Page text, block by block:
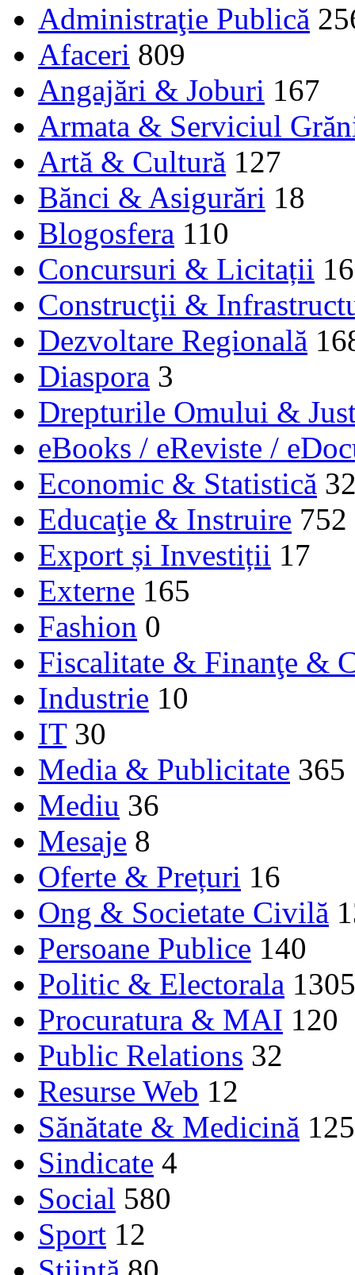
Administraţie Publică
Afaceri 809
Angajări & Joburi 167
Armata & Serviciul
Artă & Cultură 127
Bănci & Asigurări 18
Blogosfera 110
Concursuri & Licitații 16
Construcţii &
Dezvoltare Regională
Diaspora 3
Drepturile Omului &
eBooks / eReviste /
Economic & Statistică
Educaţie & Instruire 752
Export și Investiții 17
Externe 165
Fashion 0
Fiscalitate & Finanţe &
Industrie 10
IT 30
Media & Publicitate 365
Mediu 36
Mesaje 8
Oferte & Prețuri 16
Ong & Societate Civilă
Persoane Publice 140
Politic & Electorala 1305
Procuratura & MAI 120
Public Relations 32
Resurse Web 12
Sănătate & Medicină 125
Sindicate 4
Social 580
Sport 12